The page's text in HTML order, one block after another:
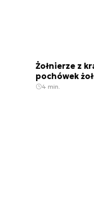
Żołnierze z
pochówek
4 min.